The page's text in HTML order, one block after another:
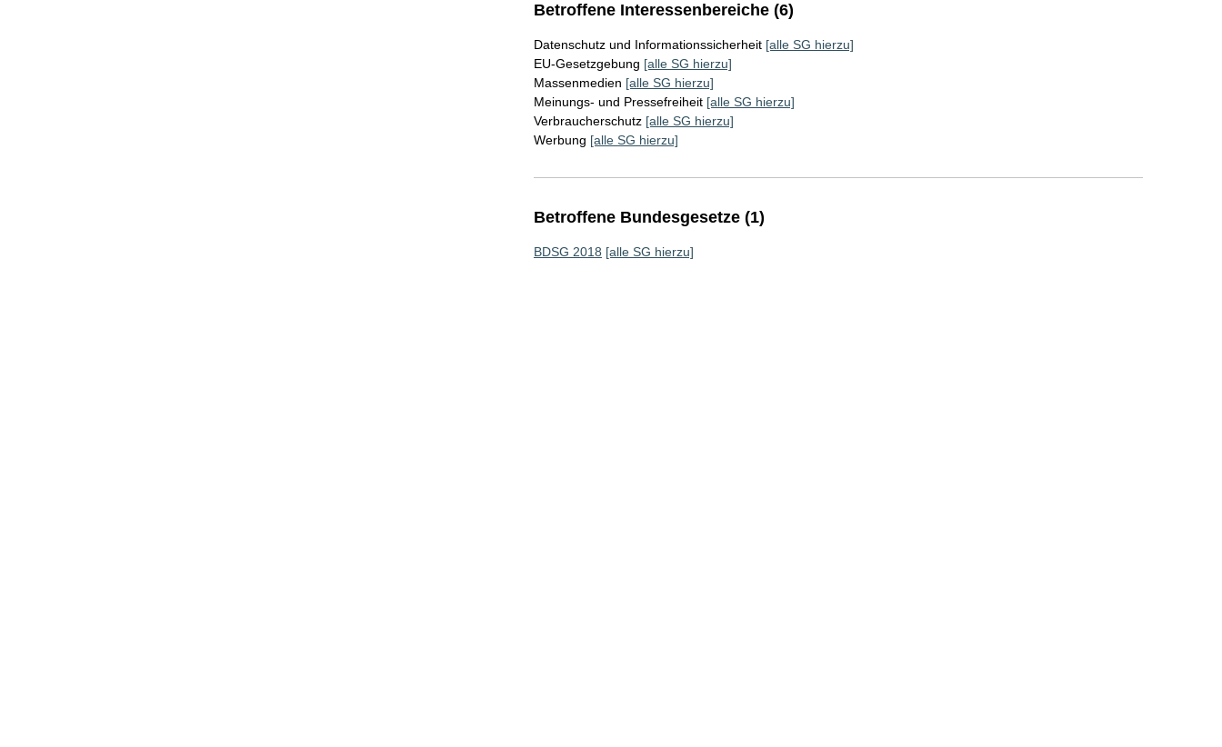
Betroffene Interessenbereiche (6)
Datenschutz und Informationssicherheit [alle SG hierzu]
EU-Gesetzgebung [alle SG hierzu]
Massenmedien [alle SG hierzu]
Meinungs- und Pressefreiheit [alle SG hierzu]
Verbraucherschutz [alle SG hierzu]
Werbung [alle SG hierzu]
Betroffene Bundesgesetze (1)
BDSG 2018 [alle SG hierzu]